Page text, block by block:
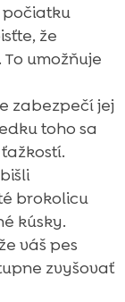
že
umožňuje
zabezpečí jej
toho sa
brokolicu
kúsky.
váš pes
zvyšovať